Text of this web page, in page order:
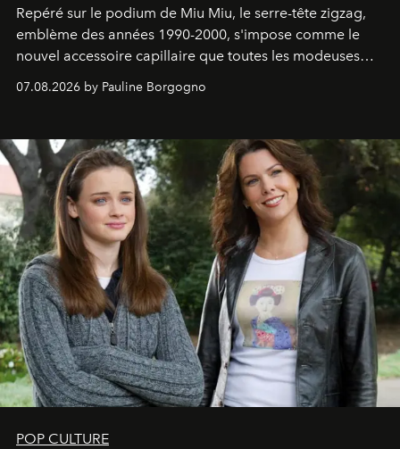
Repéré sur le podium de Miu Miu, le serre-tête zigzag,
emblème des années 1990-2000, s'impose comme le
nouvel accessoire capillaire que toutes les modeuses
s'arrachent déjà.
07.08.2026 by Pauline Borgogno
POP CULTURE